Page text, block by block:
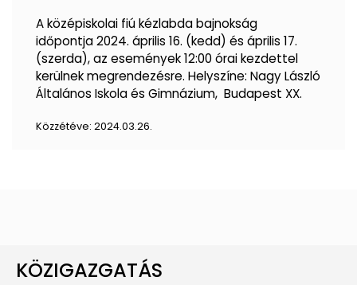
A középiskolai fiú kézlabda bajnokság
időpontja 2024. április 16. (kedd) és április 17.
(szerda), az események 12:00 órai kezdettel
kerülnek megrendezésre. Helyszíne: Nagy László
Általános Iskola és Gimnázium, Budapest XX.
Közzétéve: 2024.03.26.
KÖZIGAZGATÁS